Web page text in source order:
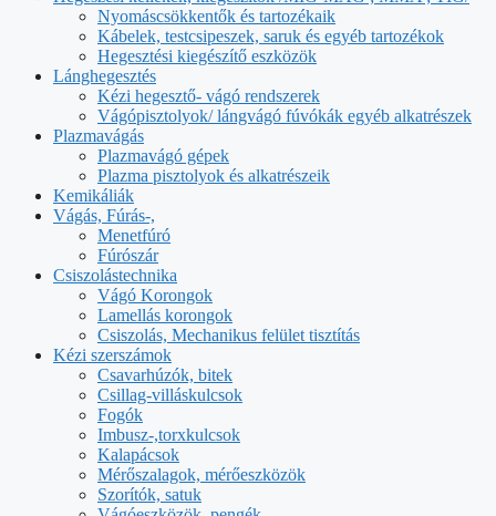
Nyomáscsökkentők és tartozékaik
Kábelek, testcsipeszek, saruk és egyéb tartozékok
Hegesztési kiegészítő eszközök
Lánghegesztés
Kézi hegesztő- vágó rendszerek
Vágópisztolyok/ lángvágó fúvókák egyéb alkatrészek
Plazmavágás
Plazmavágó gépek
Plazma pisztolyok és alkatrészeik
Kemikáliák
Vágás, Fúrás-,
Menetfúró
Fúrószár
Csiszolástechnika
Vágó Korongok
Lamellás korongok
Csiszolás, Mechanikus felület tisztítás
Kézi szerszámok
Csavarhúzók, bitek
Csillag-villáskulcsok
Fogók
Imbusz-,torxkulcsok
Kalapácsok
Mérőszalagok, mérőeszközök
Szorítók, satuk